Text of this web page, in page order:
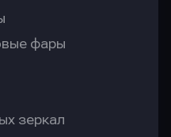
фары
зеркал